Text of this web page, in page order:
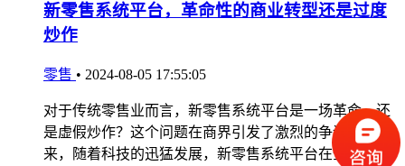
新零售系统平台，革命性的商业转型还是过度
炒作
零售 • 2024-08-05 17:55:05
对于传统零售业而言，新零售系统平台是一场革命，还
是虚假炒作？这个问题在商界引发了激烈的争论。近年
来，随着科技的迅猛发展，新零售系统平台在全球范围